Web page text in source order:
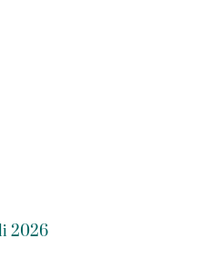
2026